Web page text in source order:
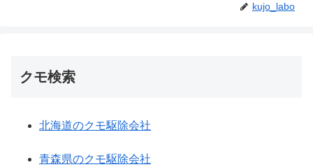
kujo_labo
クモ検索
北海道のクモ駆除会社
青森県のクモ駆除会社